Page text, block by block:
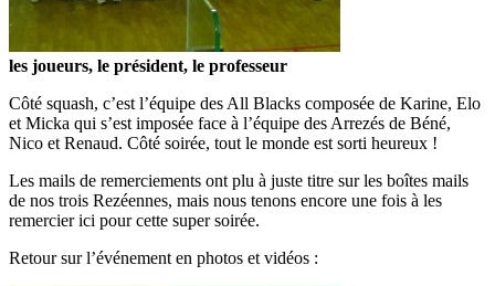
les joueurs, le président, le professeur
Côté squash, c’est l’équipe des All Blacks composée de Karine, Elo
et Micka qui s’est imposée face à l’équipe des Arrezés de Béné,
Nico et Renaud. Côté soirée, tout le monde est sorti heureux !
Les mails de remerciements ont plu à juste titre sur les boîtes mails
de nos trois Rezéennes, mais nous tenons encore une fois à les
remercier ici pour cette super soirée.
Retour sur l’événement en photos et vidéos :